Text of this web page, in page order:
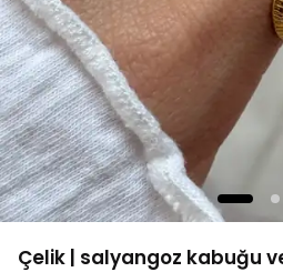
Çelik | salyangoz kabuğu ve